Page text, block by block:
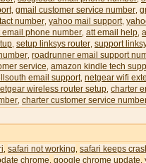
, gmail customer service number
number yahoo mail support,
email phone number att email help
setup linksys router support
roadrunner email support
service amazon kindle tech
email support, netgear wifi
wireless router setup charter
charter customer service
safari not working safari keeps
chrome google chrome update